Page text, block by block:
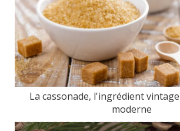
La cassonade, l'ingrédient
moderne